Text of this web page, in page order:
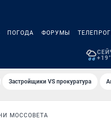
ПОГОДА ФОРУМЫ
Застройщики VS прокуратура
МОССОВЕТА